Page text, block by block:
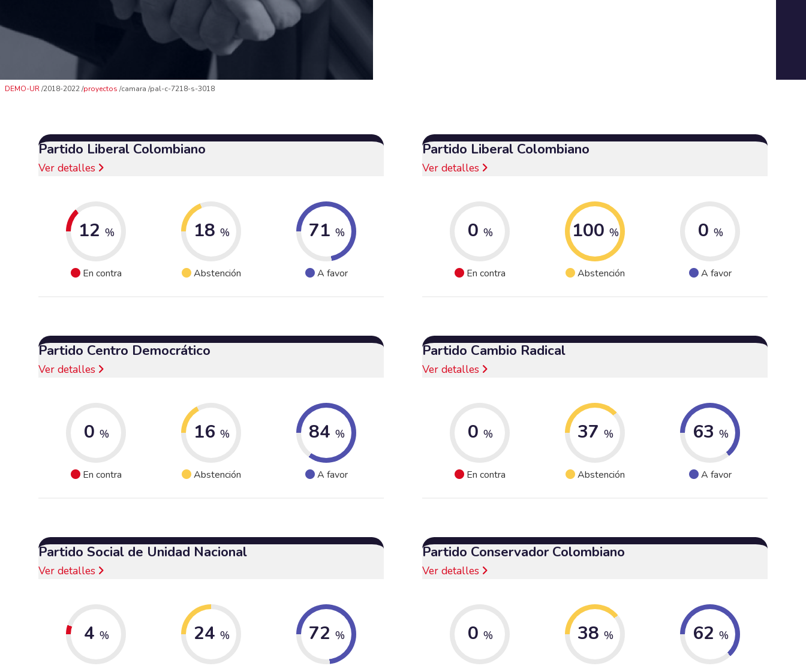
DEMO-UR 2018-2022 proyectos camara pal-c-7218-s-3018
Partido Liberal Colombiano
Ver detalles
12 %
En contra
18 %
Abstención
71 %
A favor
Partido Liberal Colombiano
Ver detalles
0 %
En contra
100 %
Abstención
0 %
A favor
Partido Centro Democrático
Ver detalles
0 %
En contra
16 %
Abstención
84 %
A favor
Partido Cambio Radical
Ver detalles
0 %
En contra
37 %
Abstención
63 %
A favor
Partido Social de Unidad Nacional
Ver detalles
4 % 24 % 72 %
Partido Conservador Colombiano
Ver detalles
0 % 38 % 62 %